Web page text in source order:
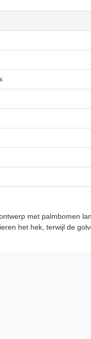
met palmbomen
het hek, terwijl de